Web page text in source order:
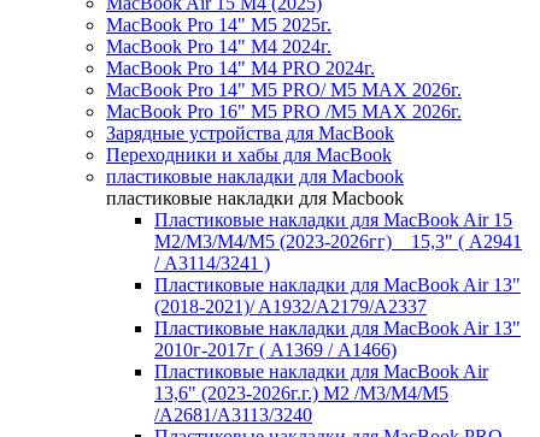
MacBook Pro 14" M5 2025г.
MacBook Pro 14" M4 2024г.
MacBook Pro 14" M4 PRO 2024г.
MacBook Pro 14" M5 PRO/ M5 MAX 2026г.
MacBook Pro 16" M5 PRO /M5 MAX 2026г.
Зарядные устройства для MacBook
Переходники и хабы для MacBook
пластиковые накладки для Macbook
пластиковые накладки для Macbook
Пластиковые накладки для MacBook Air 15
M2/M3/M4/M5 (2023-2026гг) _ 15,3" ( А2941
/ А3114/3241 )
Пластиковые накладки для MacBook Air 13"
(2018-2021)/ A1932/A2179/A2337
Пластиковые накладки для MacBook Air 13"
2010г-2017г ( А1369 / А1466)
Пластиковые накладки для MacBook Air
13,6" (2023-2026г.г.) M2 /M3/M4/M5
/A2681/A3113/3240